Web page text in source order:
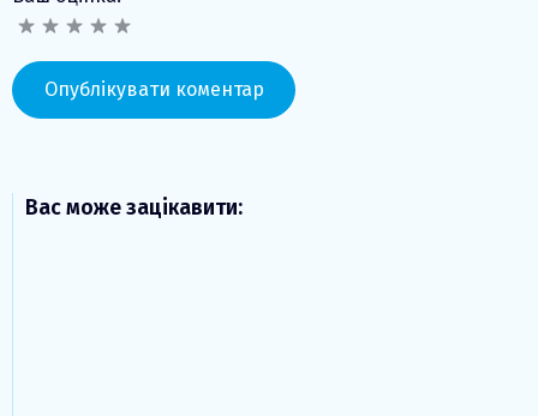
Вас може зацікавити: